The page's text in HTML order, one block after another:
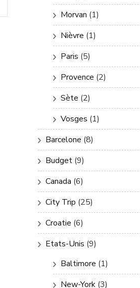
Morvan (1)
Nièvre (1)
Paris (5)
Provence (2)
Sète (2)
Vosges (1)
Barcelone (8)
Budget (9)
Canada (6)
City Trip (25)
Croatie (6)
Etats-Unis (9)
Baltimore (1)
New-York (3)